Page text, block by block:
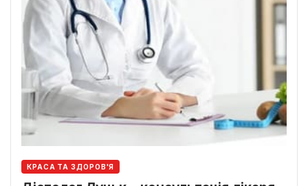
КРАСА ТА ЗДОРОВ'Я